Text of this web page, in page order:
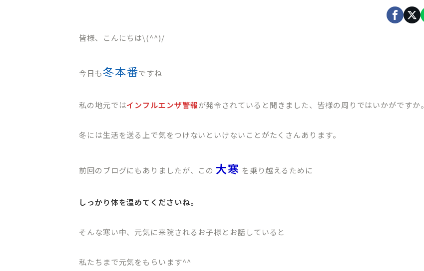
皆様、こんにちは\(^^)/
今日も冬本番ですね
私の地元ではインフルエンザ警報が発令されていると聞きました、皆様の周りではいかがですか。
冬には生活を送る上で気をつけないといけないことがたくさんあります。
前回のブログにもありましたが、この 大寒 を乗り越えるために
しっかり体を温めてくださいね。
そんな寒い中、元気に来院されるお子様とお話していると
私たちまで元気をもらいます^^